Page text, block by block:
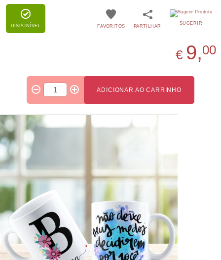
DISPONÍVEL SUGERIR
PARTILHAR
FAVORITOS
€ 9,00
ADICIONAR AO CARRINHO